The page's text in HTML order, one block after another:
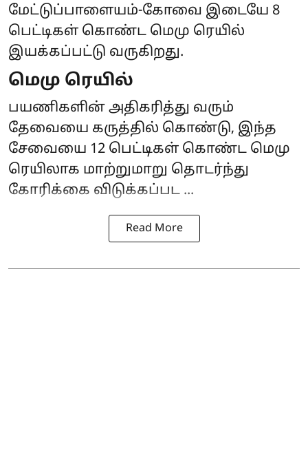
மேட்டுப்பாளையம்-கோவை இடையே 8
பெட்டிகள் கொண்ட மெமு ரெயில்
இயக்கப்பட்டு வருகிறது.
மெமு ரெயில்
பயணிகளின் அதிகரித்து வரும்
தேவையை கருத்தில் கொண்டு, இந்த
சேவையை 12 பெட்டிகள் கொண்ட மெமு
ரெயிலாக மாற்றுமாறு தொடர்ந்து
கோரிக்கை விடுக்கப்பட ...
Read More